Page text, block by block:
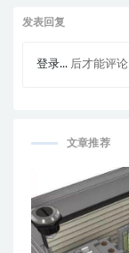
发表回复
登录... 后才能评论
文章推荐